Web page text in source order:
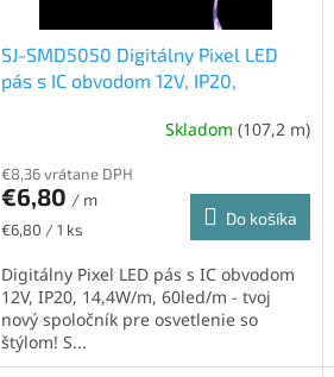
SJ-SMD5050 Digitálny Pixel LED
pás s IC obvodom 12V, IP20,
produktu
je
5,0
5
hviezdičiek.
Skladom (107,2 m)
€8,36 vrátane DPH
€6,80 / m
Jednotková
€6,80 / 1 ks
Do košíka
Digitálny Pixel LED pás s IC obvodom
12V, IP20, 14,4W/m, 60led/m - tvoj
nový spoločník pre osvetlenie so
štýlom! S...